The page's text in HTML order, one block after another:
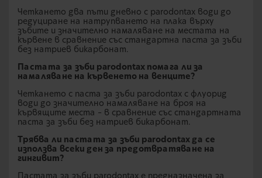
Четкането два пъти дневно с parodontax води до
редуциране на натрупването на плака върху
зъбите и значително намаляване на местата на
кървене в сравнение със стандартна паста за зъби
без натриев бикарбонат.
Пастата за зъби parodontax помага ли за
намаляване на кървенето на венците?
Четкането с паста за зъби parodontax с флуорид
води до значително намаляване на броя на
кървящите места – в сравнение със стандартната
паста за зъби без натриев бикарбонат.
Трябва ли пастата за зъби parodontax да се
използва всеки ден за предотвратяване на
гингивит?